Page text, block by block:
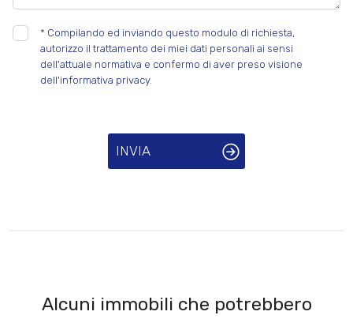
* Compilando ed inviando questo modulo di richiesta,
autorizzo il trattamento dei miei dati personali ai sensi
dell'attuale normativa e confermo di aver preso visione
dell'informativa privacy.
INVIA
Alcuni immobili che potrebbero